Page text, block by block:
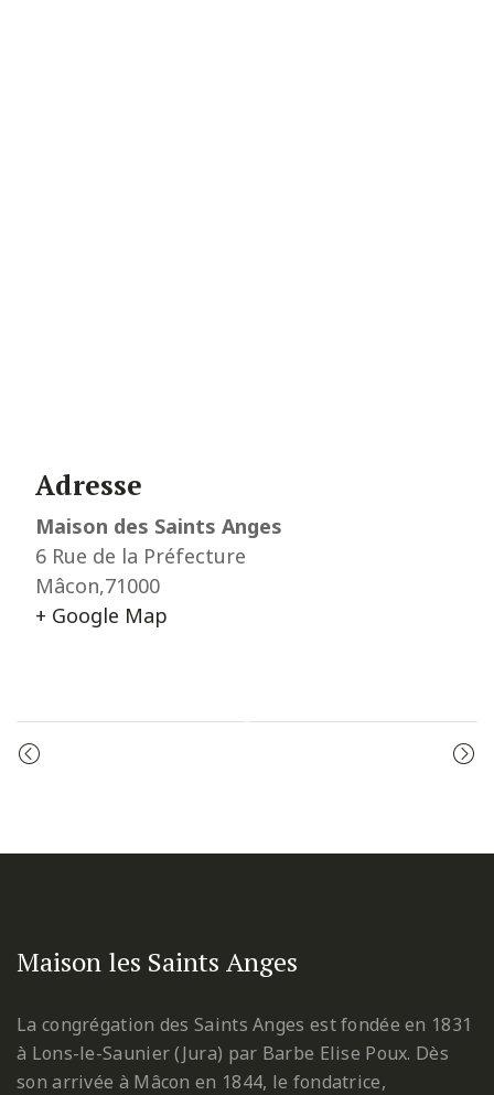
Adresse
Maison des Saints Anges
6 Rue de la Préfecture
Mâcon,71000
+ Google Map
Event
Maison les Saints Anges
La congrégation des Saints Anges est fondée en 1831
à Lons-le-Saunier (Jura) par Barbe Elise Poux. Dès
son arrivée à Mâcon en 1844, le fondatrice,